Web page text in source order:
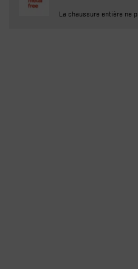
La chaussure entière ne